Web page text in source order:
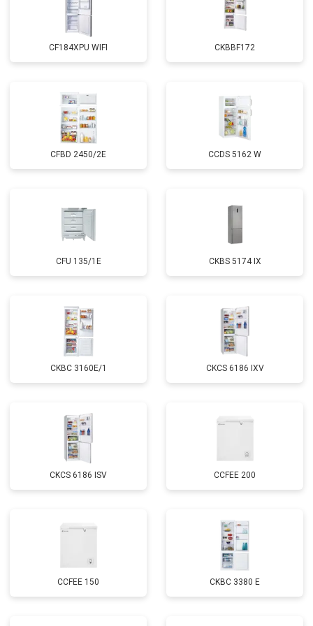
CF184XPU WIFI CKBBF172
CFBD 2450/2E CCDS 5162 W
CFU 135/1E CKBS 5174 IX
CKBC 3160E/1 CKCS 6186 IXV
CKCS 6186 ISV CCFEE 200
CCFEE 150 CKBC 3380 E